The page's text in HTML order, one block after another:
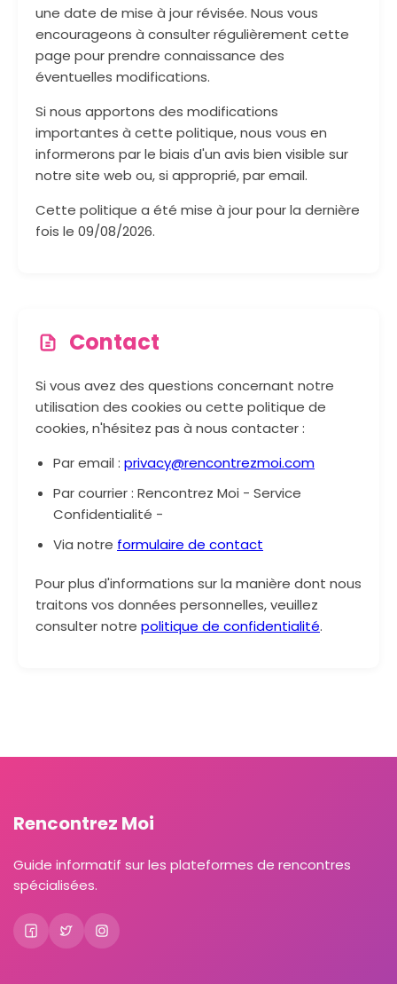
vigueur.
Gérer les données de sites web
Microsoft Edge: Menu (trois points en
haut à droite) > Paramètres > Cookies
et autorisations de site > Voir tous les
limités ou moins efficaces.
une date de mise à jour révisée. Nous vous
encourageons à consulter régulièrement cette
page pour prendre connaissance des
éventuelles modifications.
Si nous apportons des modifications
importantes à cette politique, nous vous en
informerons par le biais d'un avis bien visible sur
notre site web ou, si approprié, par email.
Cette politique a été mise à jour pour la dernière
fois le 09/08/2026.
Contact
Si vous avez des questions concernant notre
utilisation des cookies ou cette politique de
cookies, n'hésitez pas à nous contacter :
Par email : privacy@rencontrezmoi.com
Par courrier : Rencontrez Moi - Service
Confidentialité -
Via notre formulaire de contact
Pour plus d'informations sur la manière dont nous
traitons vos données personnelles, veuillez
consulter notre politique de confidentialité.
Rencontrez Moi
Guide informatif sur les plateformes de rencontres
spécialisées.